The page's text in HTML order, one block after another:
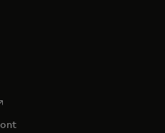
in a new tab